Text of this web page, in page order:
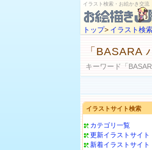
イラスト検索・お絵かき交流
トップ> イラスト検
「BASARA
キーワード「
イラストサイト検索
カテゴリ一覧
更新イラストサイト
新着イラストサイト